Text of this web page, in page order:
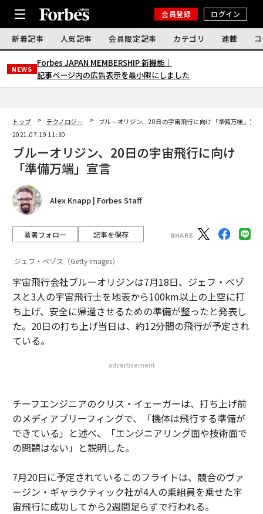
会員登録 ログイン
新着記事 人気記事 会員限定記事 カテゴリ 連載
NEWS
Forbes JAPAN MEMBERSHIP 新機能｜
記事ページ内の広告表示を最小限にしました
トップ テクノロジー
ブルーオリジン、20日の宇宙飛行に向け「準備万端」宣言
2021.07.19 11:30
ブルーオリジン、20日の宇宙飛行に向け
「準備万端」宣言
Alex Knapp | Forbes Staff
著者フォロー 記事を保存
ジェフ・ベゾス（Getty Images）
宇宙飛行会社ブルーオリジンは7月18日、ジェフ・ベゾ
スと3人の宇宙飛行士を地表から100km以上の上空に打
ち上げ、安全に帰還させるための準備が整ったと発表し
た。20日の打ち上げ当日は、約12分間の飛行が予定され
ている。
advertisement
チーフエンジニアのクリス・イェーガーは、打ち上げ前
のメディアブリーフィングで、「機体は飛行する準備が
できている」と述べ、「エンジニアリング面や技術面で
の問題はない」と説明した。
7月20日に予定されているこのフライトは、競合のヴァ
ージン・ギャラクティック社が4人の乗組員を乗せた宇
宙飛行に成功してから2週間足らずで行われる。